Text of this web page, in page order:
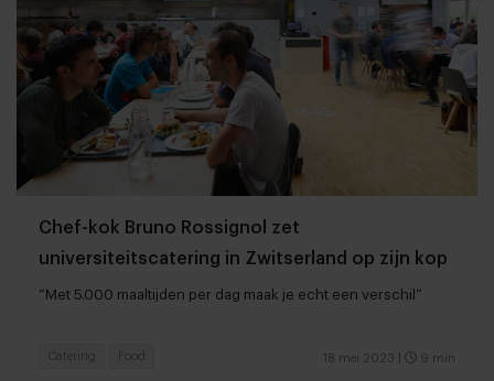
Chef-kok Bruno Rossignol zet
universiteitscatering in Zwitserland op zijn kop
“Met 5.000 maaltijden per dag maak je echt een verschil”
18 mei 2023 9 min
Catering Food